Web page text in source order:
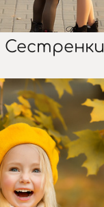
Сестренки